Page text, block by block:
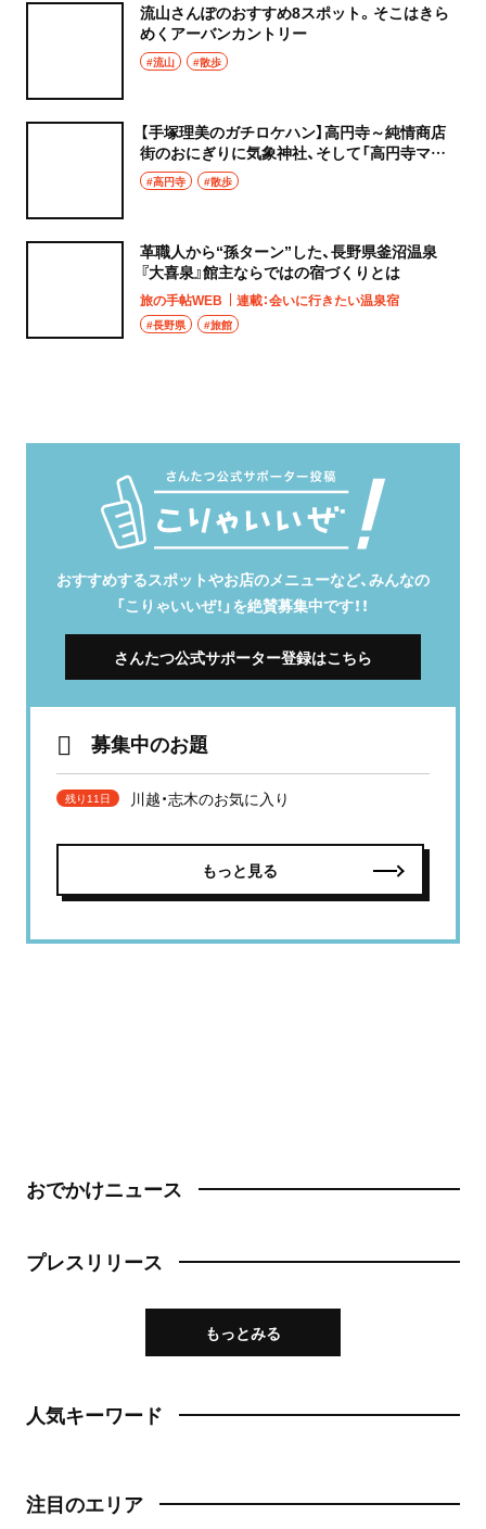
流山さんぽのおすすめ8スポット。そこはきら
めくアーバンカントリー
#流山 #散歩
【手塚理美のガチロケハン】高円寺～純情商店
街のおにぎりに気象神社、そして「高円寺マシ
タ」へ！
#高円寺 #散歩
革職人から“孫ターン”した、長野県釜沼温泉
『大喜泉』館主ならではの宿づくりとは
旅の手帖WEB 連載：会いに行きたい温泉宿
#長野県 #旅館
おすすめするスポットやお店のメニューなど、みんなの
「こりゃいいぜ！」を絶賛募集中です！！
さんたつ公式サポーター登録はこちら
募集中のお題
残り11日 川越・志木のお気に入り
もっと見る
おでかけニュース
プレスリリース
もっとみる
人気キーワード
注目のエリア